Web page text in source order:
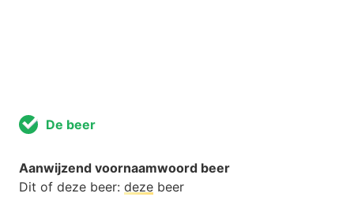
De beer
Aanwijzend voornaamwoord beer
Dit of deze beer: deze beer